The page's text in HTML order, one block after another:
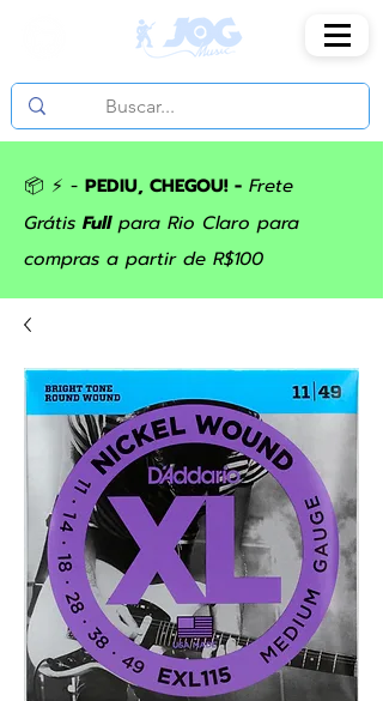
📦 ⚡ - PEDIU, CHEGOU! - Frete
Grátis Fullpara Rio Claro para
compras a partir de R$100